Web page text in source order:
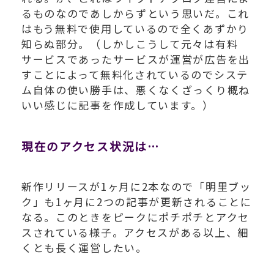
るものなのであしからずという思いだ。これ
はもう無料で使用しているので全くあずかり
知らぬ部分。（しかしこうして元々は有料
サービスであったサービスが運営が広告を出
すことによって無料化されているのでシステ
ム自体の使い勝手は、悪くなくざっくり概ね
いい感じに記事を作成しています。）
現在のアクセス状況は…
新作リリースが1ヶ月に2本なので「明里ブッ
ク」も1ヶ月に2つの記事が更新されることに
なる。このときをピークにポチポチとアクセ
スされている様子。アクセスがある以上、細
くとも長く運営したい。